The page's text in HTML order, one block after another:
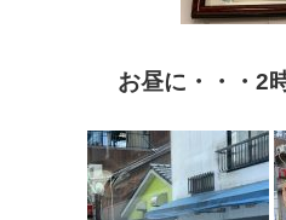
お昼に・・・ 2